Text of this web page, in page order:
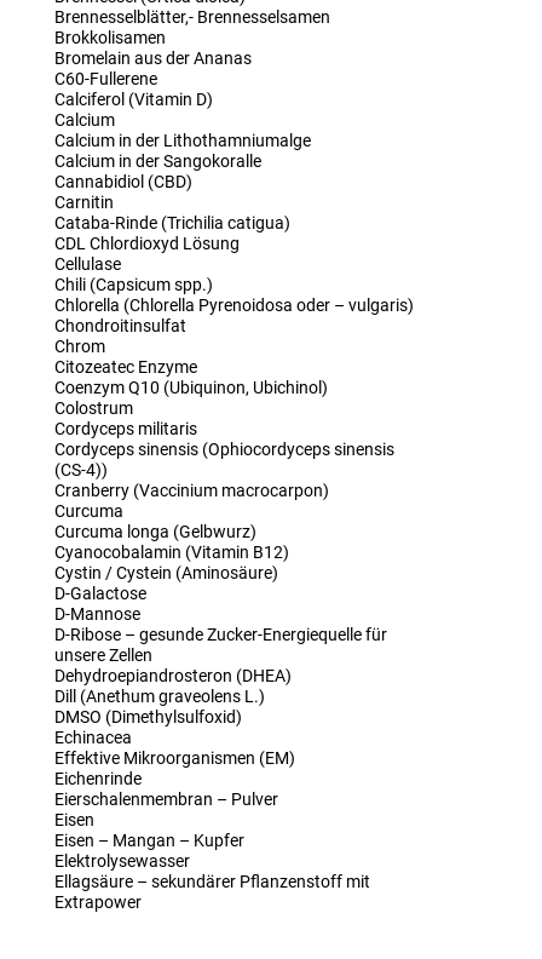
Brennesselblätter,- Brennesselsamen
Brokkolisamen
Bromelain aus der Ananas
C60-Fullerene
Calciferol (Vitamin D)
Calcium
Calcium in der Lithothamniumalge
Calcium in der Sangokoralle
Cannabidiol (CBD)
Carnitin
Cataba-Rinde (Trichilia catigua)
CDL Chlordioxyd Lösung
Cellulase
Chili (Capsicum spp.)
Chlorella (Chlorella Pyrenoidosa oder – vulgaris)
Chondroitinsulfat
Chrom
Citozeatec Enzyme
Coenzym Q10 (Ubiquinon, Ubichinol)
Colostrum
Cordyceps militaris
Cordyceps sinensis (Ophiocordyceps sinensis
(CS-4))
Cranberry (Vaccinium macrocarpon)
Curcuma
Curcuma longa (Gelbwurz)
Cyanocobalamin (Vitamin B12)
Cystin / Cystein (Aminosäure)
D-Galactose
D-Mannose
D-Ribose – gesunde Zucker-Energiequelle für
unsere Zellen
Dehydroepiandrosteron (DHEA)
Dill (Anethum graveolens L.)
DMSO (Dimethylsulfoxid)
Echinacea
Effektive Mikroorganismen (EM)
Eichenrinde
Eierschalenmembran – Pulver
Eisen
Eisen – Mangan – Kupfer
Elektrolysewasser
Ellagsäure – sekundärer Pflanzenstoff mit
Extrapower